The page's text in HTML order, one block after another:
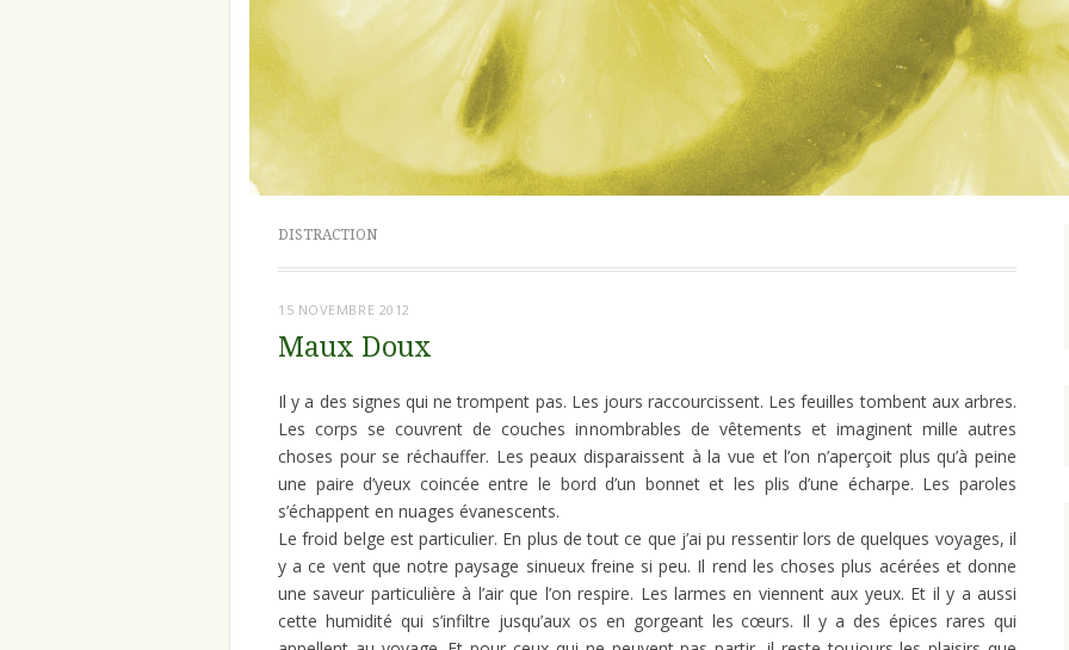
DISTRACTION
15 NOVEMBRE 2012
Maux Doux
Il y a des signes qui ne trompent pas. Les jours raccourcissent. Les feuilles tombent aux arbres.
Les corps se couvrent de couches innombrables de vêtements et imaginent mille autres
choses pour se réchauffer. Les peaux disparaissent à la vue et l’on n’aperçoit plus qu’à peine
une paire d’yeux coincée entre le bord d’un bonnet et les plis d’une écharpe. Les paroles
s’échappent en nuages évanescents.
Le froid belge est particulier. En plus de tout ce que j’ai pu ressentir lors de quelques voyages, il
y a ce vent que notre paysage sinueux freine si peu. Il rend les choses plus acérées et donne
une saveur particulière à l’air que l’on respire. Les larmes en viennent aux yeux. Et il y a aussi
cette humidité qui s’infiltre jusqu’aux os en gorgeant les cœurs. Il y a des épices rares qui